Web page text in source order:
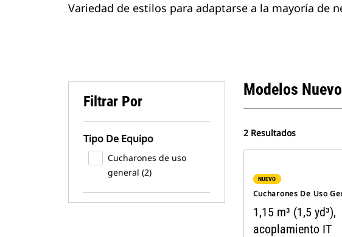
Variedad de estilos para adaptarse a la mayoría de
Filtrar Por
Tipo De Equipo
Cucharones de uso
general (2)
Modelos
2 Resultados
NUEVO
Cucharones De Uso
1,15 m³ (1,5 yd³),
acoplamiento IT